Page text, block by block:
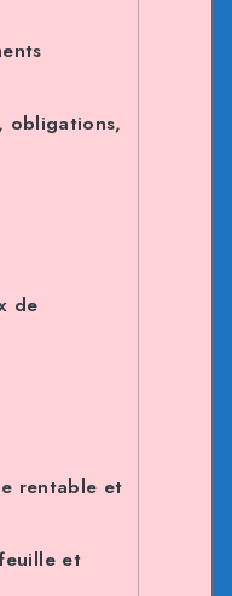
obligations,
de
rentable et
et